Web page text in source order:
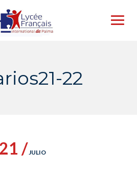
22
21 /JULIO